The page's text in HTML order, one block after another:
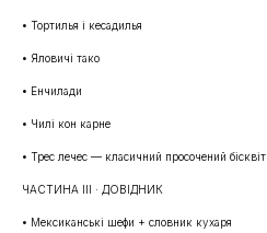
• Тортилья і кесадилья
• Яловичі тако
• Енчилади
• Чилі кон карне
• Трес лечес — класичний просочений бісквіт
ЧАСТИНА III · ДОВІДНИК
• Мексиканські шефи + словник кухаря